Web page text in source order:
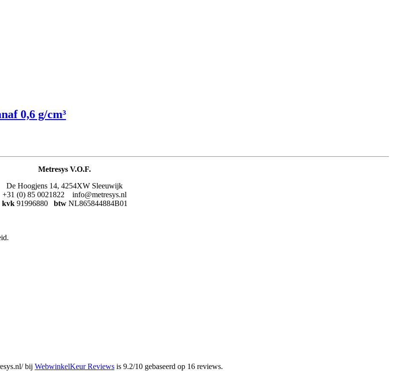
0,6 g/cm³
Metresys V.O.F.
De Hoogjens 14, 4254XW Sleeuwijk
+31 (0) 85 0021822 info@metresys.nl
kvk 91996880 btw NL865844884B01
bij WebwinkelKeur Reviews is 9.2/10 gebaseerd op 16 reviews.